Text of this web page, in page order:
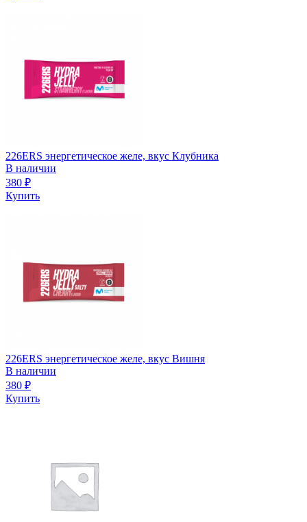
226ERS энергетическое желе, вкус Клубника
В наличии
380 ₽
Купить
226ERS энергетическое желе, вкус Вишня
В наличии
380 ₽
Купить